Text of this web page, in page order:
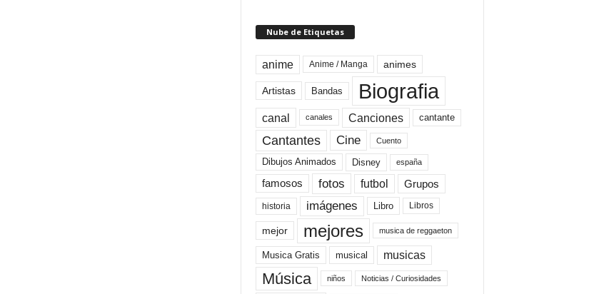
Nube de Etiquetas
anime Anime / Manga animes
Artistas Bandas Biografia
canal canales Canciones cantante
Cantantes Cine Cuento
Dibujos Animados Disney españa
famosos fotos futbol Grupos
historia imágenes Libro Libros
mejor mejores musica de reggaeton
Musica Gratis musical musicas
Música niños Noticias / Curiosidades